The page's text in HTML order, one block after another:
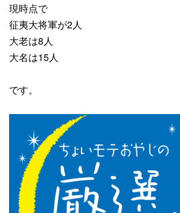
現時点で
征夷大将軍が2人
大老は8人
大名は15人
です。